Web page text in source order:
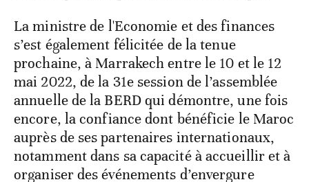
La ministre de l'Economie et des finances
s’est également félicitée de la tenue
prochaine, à Marrakech entre le 10 et le 12
mai 2022, de la 31e session de l’assemblée
annuelle de la BERD qui démontre, une fois
encore, la confiance dont bénéficie le Maroc
auprès de ses partenaires internationaux,
notamment dans sa capacité à accueillir et à
organiser des événements d’envergure